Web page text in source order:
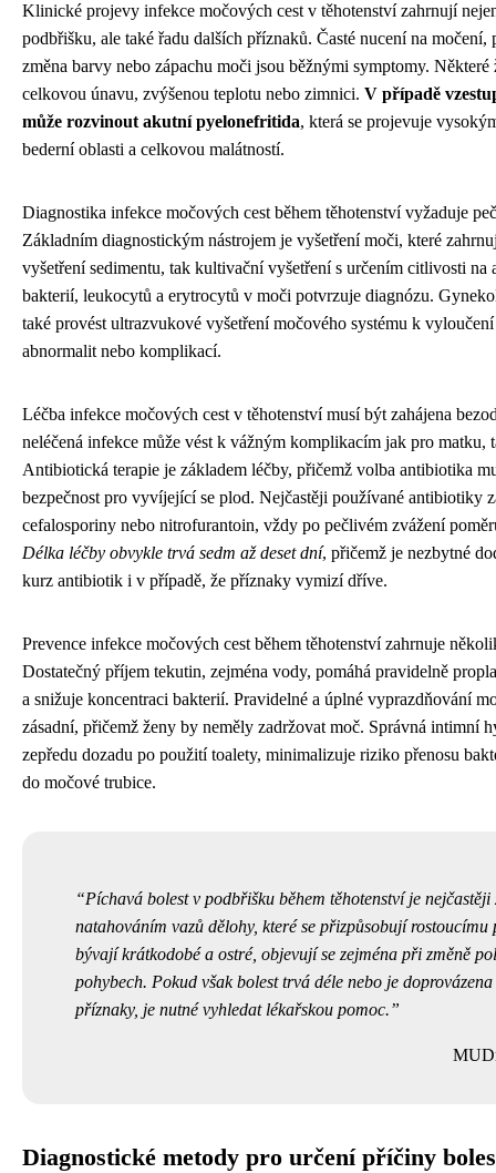
Klinické projevy infekce močových cest v těhotenství zahrnují
podbřišku, ale také řadu dalších příznaků. Časté nucení na močení,
změna barvy nebo zápachu moči jsou běžnými symptomy.
celkovou únavu, zvýšenou teplotu nebo zimnici. V případě
může rozvinout akutní pyelonefritida, která se projevuje
bederní oblasti a celkovou malátností.
Diagnostika infekce močových cest během těhotenství vyžaduje
Základním diagnostickým nástrojem je vyšetření moči, které
vyšetření sedimentu, tak kultivační vyšetření s určením citlivosti na
bakterií, leukocytů a erytrocytů v moči potvrzuje diagnózu.
také provést ultrazvukové vyšetření močového systému k
abnormalit nebo komplikací.
Léčba infekce močových cest v těhotenství musí být zahájena
neléčená infekce může vést k vážným komplikacím jak pro matku,
Antibiotická terapie je základem léčby, přičemž volba antibiotika
bezpečnost pro vyvíjející se plod. Nejčastěji používané antibiotiky
cefalosporiny nebo nitrofurantoin, vždy po pečlivém zvážení
Délka léčby obvykle trvá sedm až deset dní, přičemž je nezbytné
kurz antibiotik i v případě, že příznaky vymizí dříve.
Prevence infekce močových cest během těhotenství zahrnuje
Dostatečný příjem tekutin, zejména vody, pomáhá pravidelně
a snižuje koncentraci bakterií. Pravidelné a úplné vyprazdňování
zásadní, přičemž ženy by neměly zadržovat moč. Správná intimní
zepředu dozadu po použití toalety, minimalizuje riziko přenosu
do močové trubice.
Píchavá bolest v podbřišku během těhotenství je nejčastěji
natahováním vazů dělohy, které se přizpůsobují rostoucímu
bývají krátkodobé a ostré, objevují se zejména při změně
pohybech. Pokud však bolest trvá déle nebo je
příznaky, je nutné vyhledat lékařskou pomoc.
Diagnostické metody pro určení příčiny